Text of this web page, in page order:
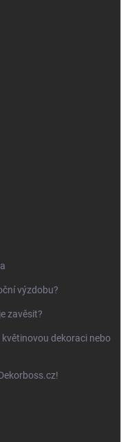
výzdobu?
zavěsit?
dekoraci nebo